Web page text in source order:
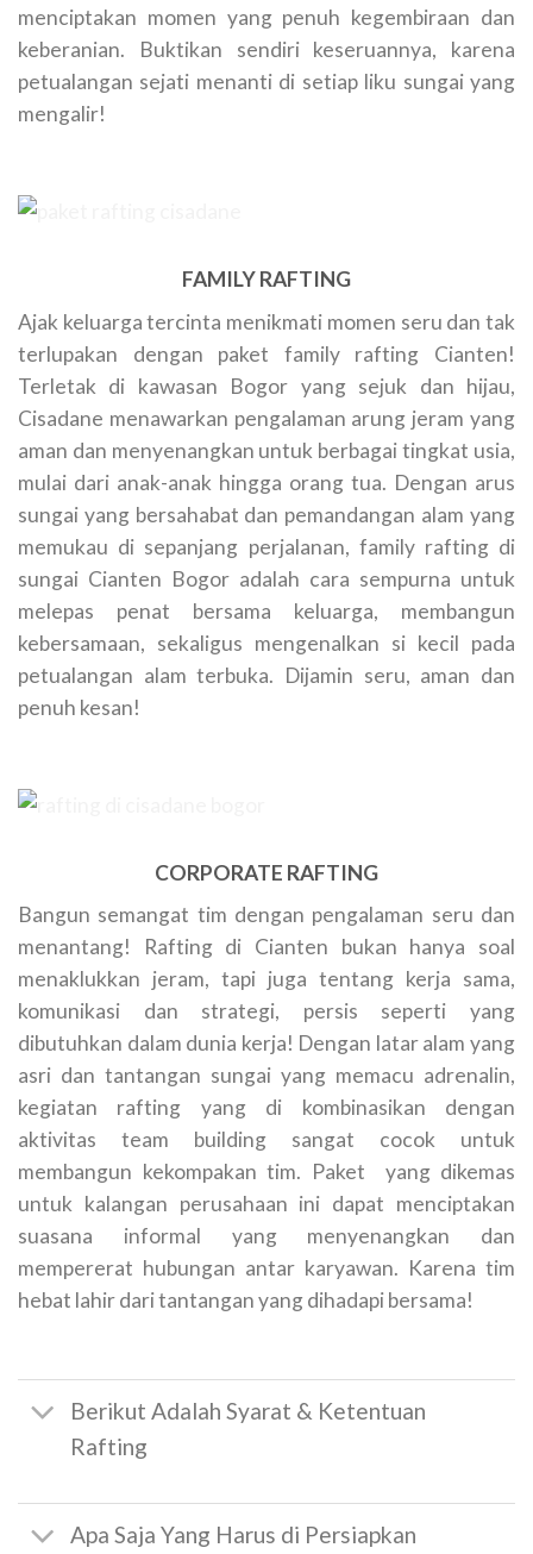
menciptakan momen yang penuh kegembiraan dan
keberanian. Buktikan sendiri keseruannya, karena
petualangan sejati menanti di setiap liku sungai yang
mengalir!
FAMILY RAFTING
Ajak keluarga tercinta menikmati momen seru dan tak
terlupakan dengan paket family rafting Cianten!
Terletak di kawasan Bogor yang sejuk dan hijau,
Cisadane menawarkan pengalaman arung jeram yang
aman dan menyenangkan untuk berbagai tingkat usia,
mulai dari anak-anak hingga orang tua. Dengan arus
sungai yang bersahabat dan pemandangan alam yang
memukau di sepanjang perjalanan, family rafting di
sungai Cianten Bogor adalah cara sempurna untuk
melepas penat bersama keluarga, membangun
kebersamaan, sekaligus mengenalkan si kecil pada
petualangan alam terbuka. Dijamin seru, aman dan
penuh kesan!
CORPORATE RAFTING
Bangun semangat tim dengan pengalaman seru dan
menantang! Rafting di Cianten bukan hanya soal
menaklukkan jeram, tapi juga tentang kerja sama,
komunikasi dan strategi, persis seperti yang
dibutuhkan dalam dunia kerja! Dengan latar alam yang
asri dan tantangan sungai yang memacu adrenalin,
kegiatan rafting yang di kombinasikan dengan
aktivitas team building sangat cocok untuk
membangun kekompakan tim. Paket yang dikemas
untuk kalangan perusahaan ini dapat menciptakan
suasana informal yang menyenangkan dan
mempererat hubungan antar karyawan. Karena tim
hebat lahir dari tantangan yang dihadapi bersama!
Berikut Adalah Syarat & Ketentuan
Rafting
Apa Saja Yang Harus di Persiapkan